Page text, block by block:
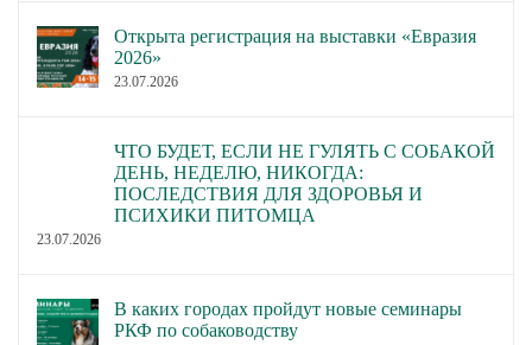
Открыта регистрация на выставки «Евразия
2026»
23.07.2026
ЧТО БУДЕТ, ЕСЛИ НЕ ГУЛЯТЬ С СОБАКОЙ
ДЕНЬ, НЕДЕЛЮ, НИКОГДА:
ПОСЛЕДСТВИЯ ДЛЯ ЗДОРОВЬЯ И
ПСИХИКИ ПИТОМЦА
23.07.2026
В каких городах пройдут новые семинары
РКФ по собаководству